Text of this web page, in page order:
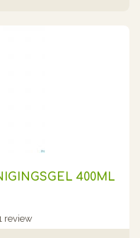
400ML
review